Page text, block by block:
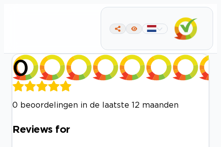
0
0 beoordelingen in de laatste 12 maanden
Reviews for